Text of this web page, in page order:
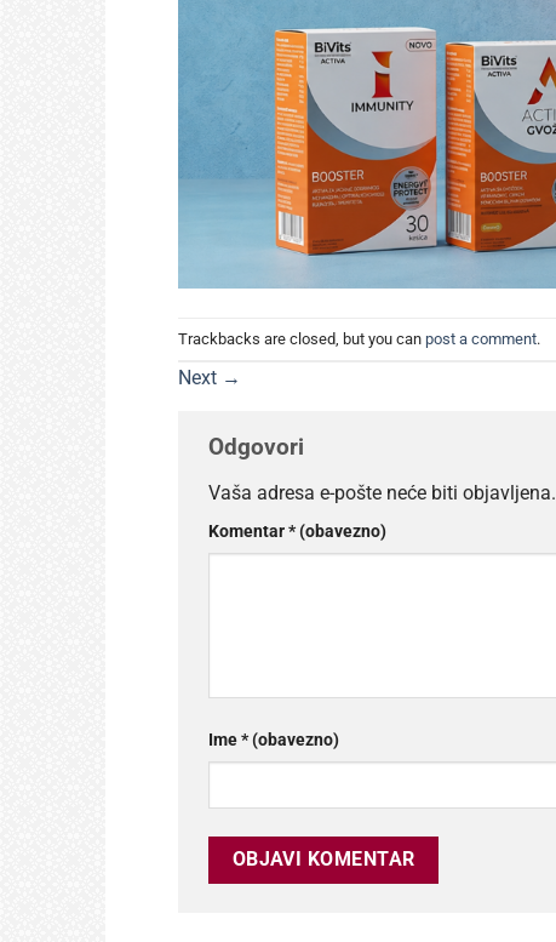
Trackbacks are closed, but you can post a comment.
Next →
Odgovori
Vaša adresa e-pošte neće biti objavljena.
Komentar* (obavezno)
Ime* (obavezno)